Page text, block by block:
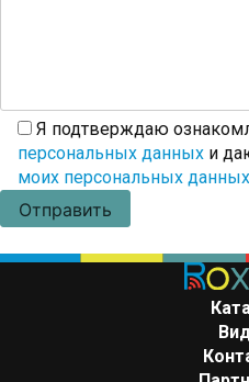
Я подтверждаю
персональных данных и
моих персональных данных